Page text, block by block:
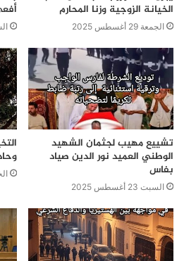
الخيانة الزوجية وزنا المحارم
الجمعة 29 أغسطس 2025
تشييع مهيب لجثمان الشهيد
الوطني العميد نور الدين صياد
بفاس
السبت 23 أغسطس 2025